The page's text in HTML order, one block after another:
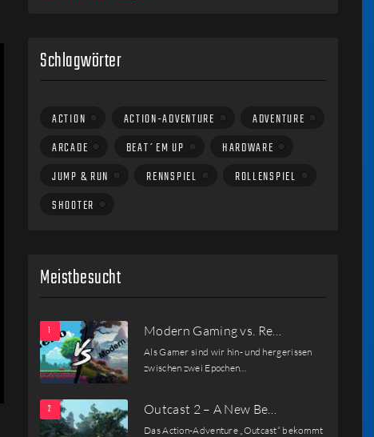
Schlagwörter
ACTION ACTION-ADVENTURE
ADVENTURE
ARCADE
BEAT´EM UP
HARDWARE
JUMP & RUN
RENNSPIEL
ROLLENSPIEL
SHOOTER
Meistbesucht
Modern Gaming vs. Re…
Als Gamer sind wir hin- und hergerissen
zwischen zwei Epochen…
Outcast 2 – A New Be…
Das Action-Adventure „Outcast“ bekommt